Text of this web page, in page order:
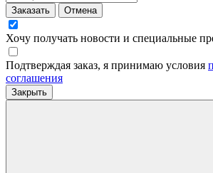
Заказать Отмена
Хочу получать новости и специальные
Подтверждая заказ, я принимаю условия
соглашения
Закрыть